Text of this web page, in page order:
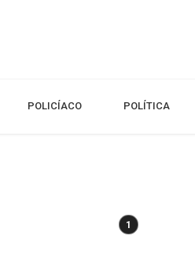
POLICÍACO POLÍTICA